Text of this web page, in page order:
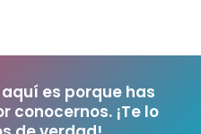
es porque has
conocernos. ¡Te lo